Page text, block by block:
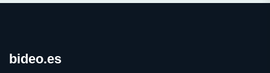
bideo.es